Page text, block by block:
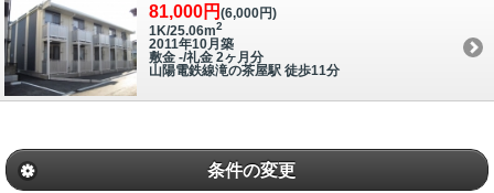
81,000円 (6,000円)
1K/25.06m2
2011年10月築
敷金 -/礼金 2ヶ月分
山陽電鉄線滝の茶屋駅 徒歩11分
条件の変更